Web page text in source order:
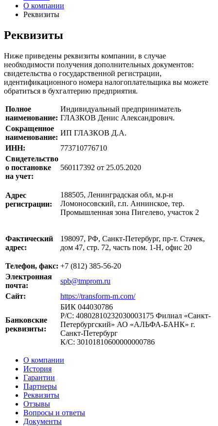
О компании
Реквизиты
Реквизиты
Ниже приведены реквизиты компании, в случае
необходимости получения дополнительных документов:
свидетельства о государственной регистрации,
идентификационного номера налогоплательщика вы можете
обратиться в бухгалтерию предприятия.
Полное
наименование:
Индивидуальный предприниматель
ГЛАЗКОВ Денис Александрович.
Сокращенное
наименование:
ИП ГЛАЗКОВ Д.А.
ИНН:
773710776710
Свидетельство
о постановке
на учет:
560117392 от 25.05.2020
Адрес
регистрации:
188505, Ленинградская обл, м.р-н
Ломоносовский, г.п. Аннинское, тер.
Промышленная зона Пигелево, участок 2
Фактический
адрес:
198097, РФ, Санкт-Петербург, пр-т. Стачек,
дом 47, стр. 72, часть пом. 1-Н, офис 20
Телефон, факс: +7 (812) 385-56-20
Электронная
почта:
spb@tmprom.ru
Сайт:
https://transform-m.com/
Банковские
реквизиты:
БИК 044030786
Р/С: 40802810232030003175 Филиал «Санкт-
Петербургский» АО «АЛЬФА-БАНК» г.
Санкт-Петербург
К/С: 30101810600000000786
О компании
История
Гарантии
Партнеры
Реквизиты
Отзывы
Вопросы и ответы
Документы